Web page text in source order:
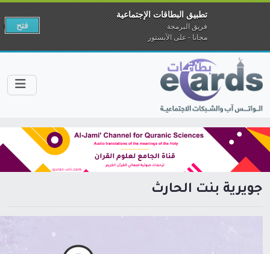
جويرية بنت الحارث
تطبيق البطاقات الإجتماعية
فريق البرمجة
مجانا - على الآبستور
فتح